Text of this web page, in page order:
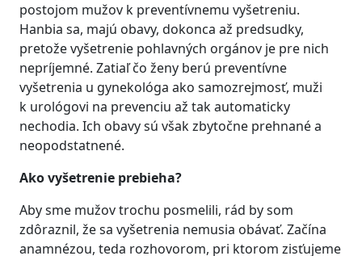
postojom mužov k preventívnemu vyšetreniu.
Hanbia sa, majú obavy, dokonca až predsudky,
pretože vyšetrenie pohlavných orgánov je pre nich
nepríjemné. Zatiaľ čo ženy berú preventívne
vyšetrenia u gynekológa ako samozrejmosť, muži
k urológovi na prevenciu až tak automaticky
nechodia. Ich obavy sú však zbytočne prehnané a
neopodstatnené.
Ako vyšetrenie prebieha?
Aby sme mužov trochu posmelili, rád by som
zdôraznil, že sa vyšetrenia nemusia obávať. Začína
anamnézou, teda rozhovorom, pri ktorom zisťujeme